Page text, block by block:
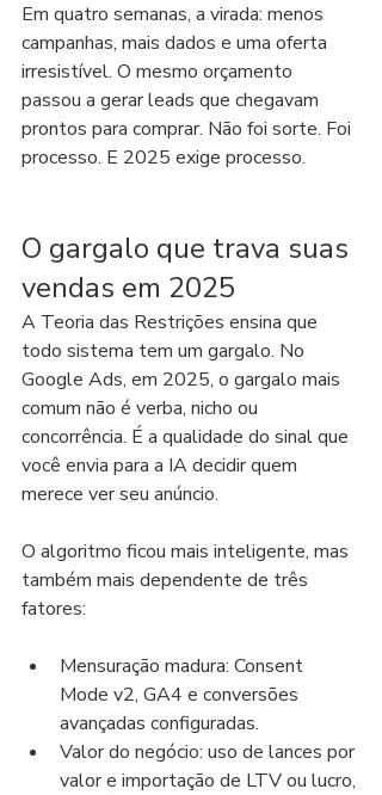
Em quatro semanas, a virada: menos
campanhas, mais dados e uma oferta
irresistível. O mesmo orçamento
passou a gerar leads que chegavam
prontos para comprar. Não foi sorte. Foi
processo. E 2025 exige processo.
O gargalo que trava suas
vendas em 2025
A Teoria das Restrições ensina que
todo sistema tem um gargalo. No
Google Ads, em 2025, o gargalo mais
comum não é verba, nicho ou
concorrência. É a qualidade do sinal que
você envia para a IA decidir quem
merece ver seu anúncio.
O algoritmo ficou mais inteligente, mas
também mais dependente de três
fatores:
Mensuração madura: Consent
Mode v2, GA4 e conversões
avançadas configuradas.
Valor do negócio: uso de lances por
valor e importação de LTV ou lucro,